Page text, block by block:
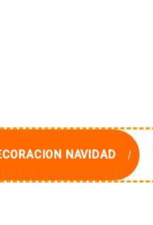
NAVIDAD